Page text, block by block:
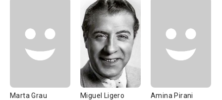
Marta Grau Miguel Ligero
Amina Pirani